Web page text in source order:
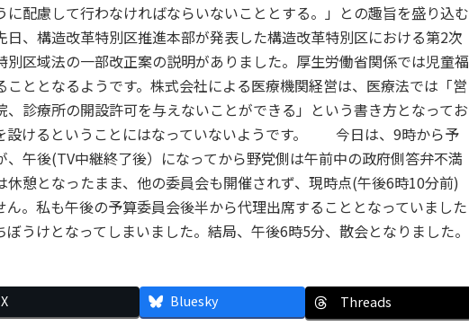
に配慮して行わなければならいないこととする。」との趣旨を盛り込む
、構造改革特別区推進本部が発表した構造改革特別区における第2次
別区域法の一部改正案の説明がありました。厚生労働省関係では児童福
ととなるようです。株式会社による医療機関経営は、医療法では「営
診療所の開設許可を与えないことができる」という書き方となってお
設けるということにはなっていないようです。 今日は、9時から予
午後(TV中継終了後）になってから野党側は午前中の政府側答弁不満
休憩となったまま、他の委員会も開催されず、現時点(午後6時10分前)
。私も午後の予算委員会後半から代理出席することとなっていました
うけとなってしまいました。結局、午後6時5分、散会となりました。
X Bluesky Threads